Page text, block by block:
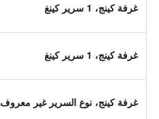
غرفة كينج، 1 سرير كينغ
غرفة كينج، 1 سرير كينغ
غرفة كينج، نوع السرير غير معروف